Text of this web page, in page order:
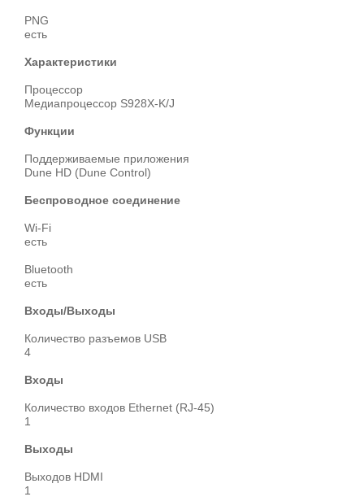
PNG
есть
Характеристики
Процессор
Медиапроцессор S928X-K/J
Функции
Поддерживаемые приложения
Dune HD (Dune Control)
Беспроводное соединение
Wi-Fi
есть
Bluetooth
есть
Входы/Выходы
Количество разъемов USB
4
Входы
Количество входов Ethernet (RJ-45)
1
Выходы
Выходов HDMI
1